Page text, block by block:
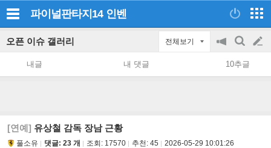
파이널판타지14 인벤
오픈 이슈 갤러리 전체보기
공
지
on/off
검
색
글
쓰
내글 내 댓글 10추글
[연예] 유상철 감독 장남 근황
풀소유 댓글: 23 개 조회: 17570 추천: 45 2026-05-29 10:01:26